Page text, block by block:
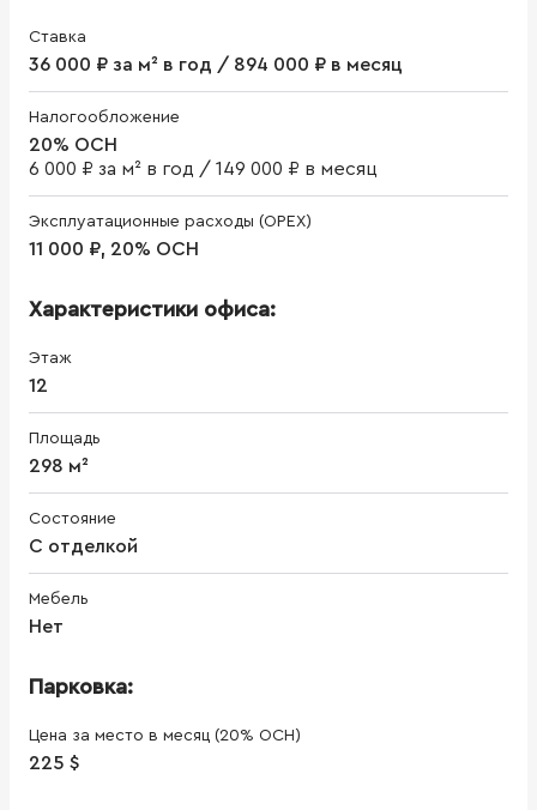
Ставка
36 000 ₽ за м² в год / 894 000 ₽ в месяц
Налогообложение
20% ОСН
6 000 ₽ за м² в год / 149 000 ₽ в месяц
Эксплуатационные расходы (OPEX)
11 000 ₽, 20% ОСН
Характеристики офиса:
Этаж
12
Площадь
298 м²
Состояние
С отделкой
Мебель
Нет
Парковка:
Цена за место в месяц (20% ОСН)
225 $